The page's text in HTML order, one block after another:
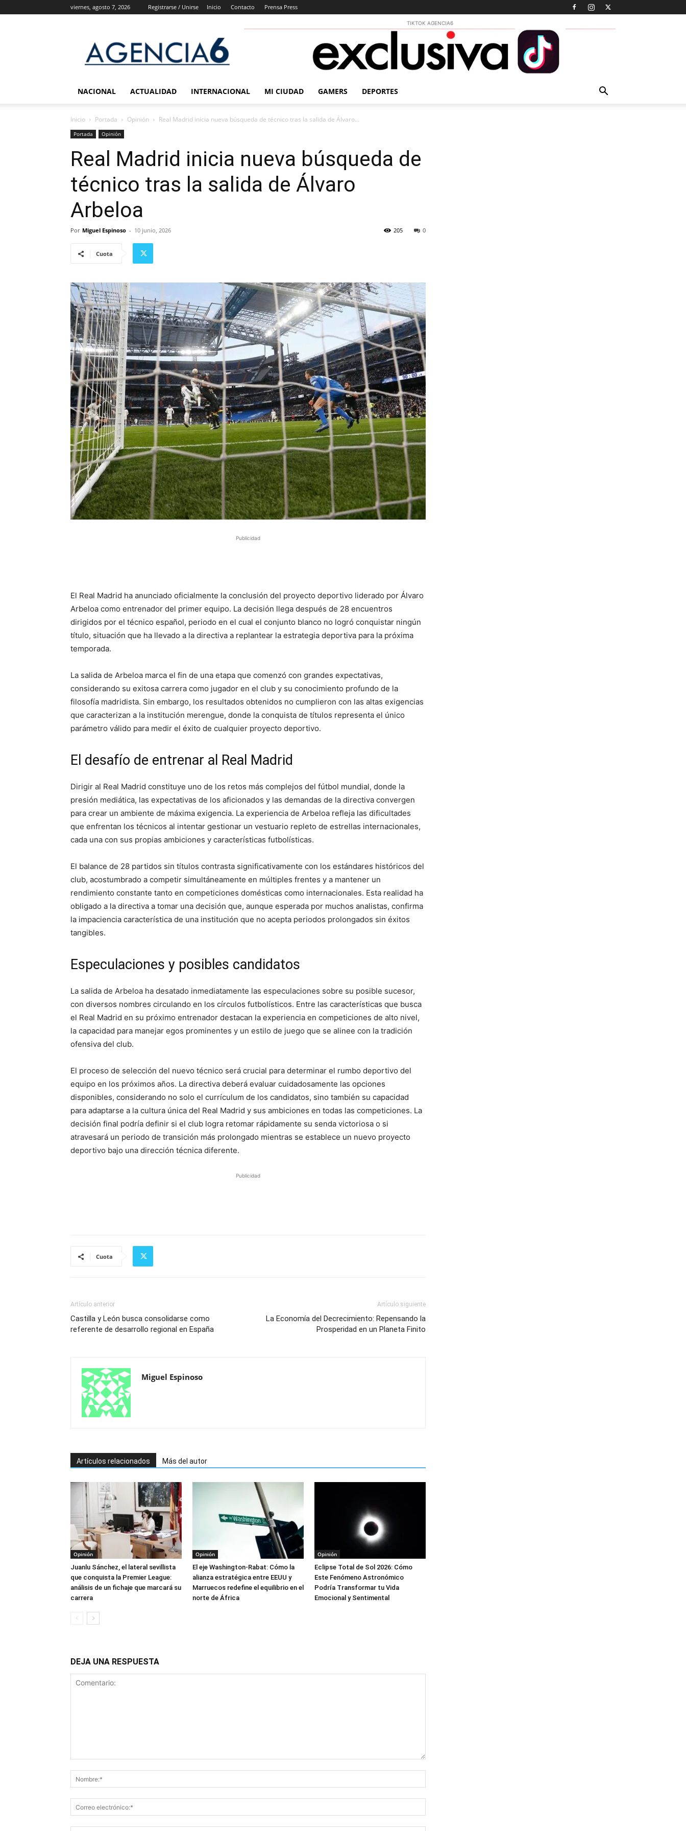
viernes, agosto 7, 2026 Registrarse / Unirse Inicio Contacto Prensa Press
6
Noticias
TIKTOK AGENCIA6
NACIONAL ACTUALIDAD INTERNACIONAL MI CIUDAD GAMERS DEPORTES
Inicio Portada Opinión Real Madrid inicia nueva búsqueda de técnico tras la salida de Álvaro...
Portada Opinión
Real Madrid inicia nueva búsqueda de
técnico tras la salida de Álvaro
Arbeloa
Por Miguel Espinoso - 10 junio, 2026 0
205
Cuota
Publicidad
El Real Madrid ha anunciado oficialmente la conclusión del proyecto deportivo liderado por Álvaro
Arbeloa como entrenador del primer equipo. La decisión llega después de 28 encuentros
dirigidos por el técnico español, periodo en el cual el conjunto blanco no logró conquistar ningún
título, situación que ha llevado a la directiva a replantear la estrategia deportiva para la próxima
temporada.
La salida de Arbeloa marca el fin de una etapa que comenzó con grandes expectativas,
considerando su exitosa carrera como jugador en el club y su conocimiento profundo de la
filosofía madridista. Sin embargo, los resultados obtenidos no cumplieron con las altas exigencias
que caracterizan a la institución merengue, donde la conquista de títulos representa el único
parámetro válido para medir el éxito de cualquier proyecto deportivo.
El desafío de entrenar al Real Madrid
Dirigir al Real Madrid constituye uno de los retos más complejos del fútbol mundial, donde la
presión mediática, las expectativas de los aficionados y las demandas de la directiva convergen
para crear un ambiente de máxima exigencia. La experiencia de Arbeloa refleja las dificultades
que enfrentan los técnicos al intentar gestionar un vestuario repleto de estrellas internacionales,
cada una con sus propias ambiciones y características futbolísticas.
El balance de 28 partidos sin títulos contrasta significativamente con los estándares históricos del
club, acostumbrado a competir simultáneamente en múltiples frentes y a mantener un
rendimiento constante tanto en competiciones domésticas como internacionales. Esta realidad ha
obligado a la directiva a tomar una decisión que, aunque esperada por muchos analistas, confirma
la impaciencia característica de una institución que no acepta periodos prolongados sin éxitos
tangibles.
Especulaciones y posibles candidatos
La salida de Arbeloa ha desatado inmediatamente las especulaciones sobre su posible sucesor,
con diversos nombres circulando en los círculos futbolísticos. Entre las características que busca
el Real Madrid en su próximo entrenador destacan la experiencia en competiciones de alto nivel,
la capacidad para manejar egos prominentes y un estilo de juego que se alinee con la tradición
ofensiva del club.
El proceso de selección del nuevo técnico será crucial para determinar el rumbo deportivo del
equipo en los próximos años. La directiva deberá evaluar cuidadosamente las opciones
disponibles, considerando no solo el currículum de los candidatos, sino también su capacidad
para adaptarse a la cultura única del Real Madrid y sus ambiciones en todas las competiciones. La
decisión final podría definir si el club logra retomar rápidamente su senda victoriosa o si
atravesará un periodo de transición más prolongado mientras se establece un nuevo proyecto
deportivo bajo una dirección técnica diferente.
Publicidad
Cuota
Artículo anterior
Castilla y León busca consolidarse como
referente de desarrollo regional en España
Artículo siguiente
La Economía del Decrecimiento: Repensando la
Prosperidad en un Planeta Finito
Miguel Espinoso
Artículos relacionados Más del autor
Opinión
Juanlu Sánchez, el lateral sevillista
que conquista la Premier League:
análisis de un fichaje que marcará su
carrera
Opinión
El eje Washington-Rabat: Cómo la
alianza estratégica entre EEUU y
Marruecos redefine el equilibrio en el
norte de África
Opinión
Eclipse Total de Sol 2026: Cómo
Este Fenómeno Astronómico
Podría Transformar tu Vida
Emocional y Sentimental
DEJA UNA RESPUESTA